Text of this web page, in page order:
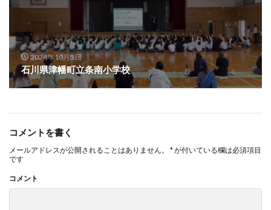
2024年10月5日
石川県津幡町立条南小学校
コメントを書く
メールアドレスが公開されることはありません。 *が付いている欄は必須項目
です
コメント